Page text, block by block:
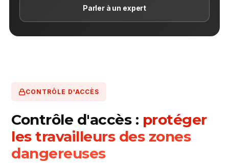
Parler à un expert
CONTRÔLE D'ACCÈS
Contrôle d'accès : protéger
les travailleurs des zones
dangereuses